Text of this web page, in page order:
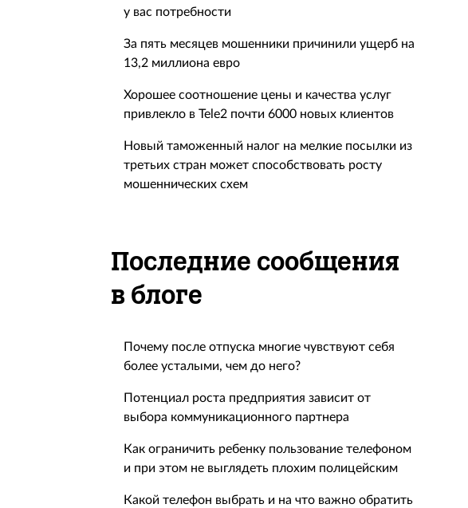
у вас потребности
За пять месяцев мошенники причинили ущерб на
13,2 миллиона евро
Хорошее соотношение цены и качества услуг
привлекло в Tele2 почти 6000 новых клиентов
Новый таможенный налог на мелкие посылки из
третьих стран может способствовать росту
мошеннических схем
Последние сообщения
в блоге
Почему после отпуска многие чувствуют себя
более усталыми, чем до него?
Потенциал роста предприятия зависит от
выбора коммуникационного партнера
Как ограничить ребенку пользование телефоном
и при этом не выглядеть плохим полицейским
Какой телефон выбрать и на что важно обратить